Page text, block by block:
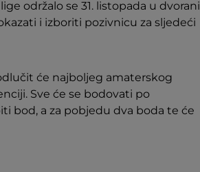
održalo se 31. listopada u dvorani
i izboriti pozivnicu za sljedeći
će najboljeg amaterskog
Sve će se bodovati po
bod, a za pobjedu dva boda te će